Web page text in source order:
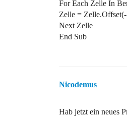
For Each Zelle In
Zelle =
Next Zelle
End Sub
Nicodemus
Hab jetzt ein neues